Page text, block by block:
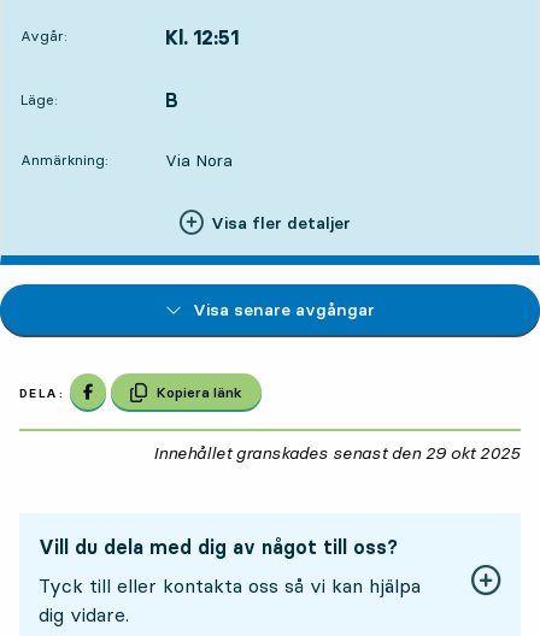
Avgår: Kl. 12:51
Läge:
LÄGE, B
,
Anmärkning: Via Nora
Visa fler detaljer
Visa senare avgångar
DELA: Dela på Facebook
Kopiera länk
Innehållet granskades senast den 29 okt 2025
Vill du dela med dig av något till oss?
Tyck till eller kontakta oss så vi kan hjälpa
dig vidare.